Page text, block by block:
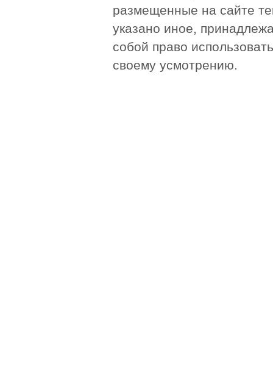
размещенные на сайте
указано иное,
собой право
своему усмотрению.